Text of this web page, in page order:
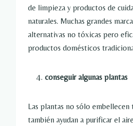
de limpieza y productos de
naturales. Muchas grandes
alternativas no tóxicas pero
productos domésticos
conseguir algunas plantas
Las plantas no sólo embellecen
también ayudan a purificar el